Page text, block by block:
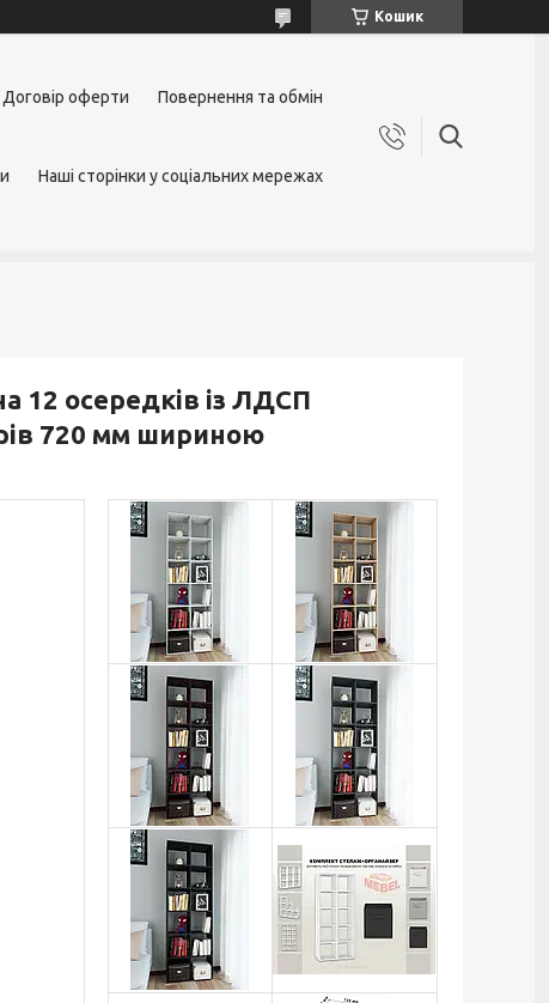
Кошик
Договір оферти Повернення та обмін
Наші сторінки у соціальних мережах
12 осередків із ЛДСП
720 мм шириною